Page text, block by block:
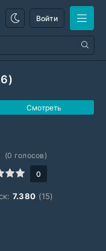
Войти
(0 голосов)
0
7.380 (15)